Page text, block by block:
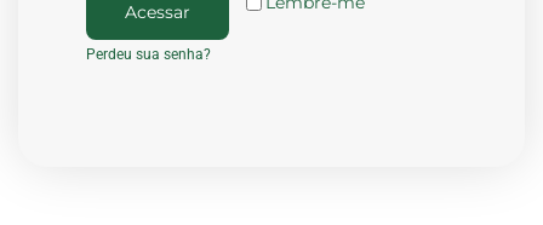
Acessar
Perdeu sua senha?